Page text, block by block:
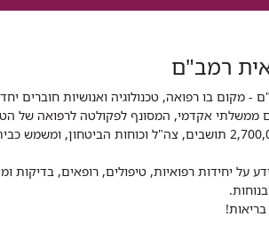
רמב"ם
מקום בו רפואה, טכנולוגיה ואנושיות חוברים
על יחידות רפואיות, טיפולים, רופאים,